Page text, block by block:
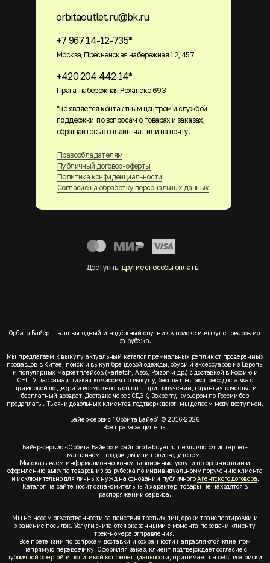
+7 967 14-12-735*
Москва, Пресненская набережная 12, 457
+420 204 442 14*
Прага, набережная Роханске 693
orbitaoutlet.ru@bk.ru
Правообладателям
Публичный договор-оферты
Политика конфиденциальности
Согласие на обработку персональных данных
Доступны другие способы оплаты
*не является контактным центром и службой
поддержки. по вопросам о товарах и заказах,
обращайтесь в онлайн-чат или на почту.
Орбита Байер — ваш выгодный и надёжный спутник в поиске и выкупе товаров из-
за рубежа.
Мы предлагаем к выкупу актуальный каталог премиальных реплик от проверенных
продавцов в Китае, поиск и выкуп брендовой одежды, обуви и аксессуаров из Европы
и популярных маркетплейсов (Farfetch, Asos, Poizon и др.) с доставкой в Россию и
СНГ. У нас самая низкая комиссия по выкупу, бесплатная экспресс доставка с
примеркой до двери и возможность оплаты при получении, гарантия качества и
бесплатный возврат. Доставка через СДЭК, Boxberry, курьером по России без
предоплаты. Тысячи довольных клиентов подтверждают: мы делаем моду доступной.
Байер-сервис "Орбита Байер" © 2016-2026
Все права защищены
Байер-сервис «Орбита Байер» и сайт orbitabuyer.ru не являются интернет-
магазином, продавцом или производителем.
Мы оказываем информационно-консультационные услуги по организации и
оформлению выкупа товаров из-за рубежа по индивидуальному поручению клиента
и исключительно для личных нужд на основании публичногоАгентского договора.
Каталог на сайте носит ознакомительный характер, товары не находятся в
распоряжении сервиса.
Мы не несем ответственности за действия третьих лиц, сроки транспортировки и
хранение посылок. Услуги считаются оказанными с момента передачи клиенту
трек-номера отправления.
Все претензии по вопросам доставки и сохранности направляются клиентом
напрямую перевозчику. Оформляя заказ, клиент подтверждает согласие с
публичной офертой и политикой конфиденциальности , принимает на себя все риски,